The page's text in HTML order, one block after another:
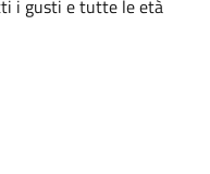
i gusti e tutte le età